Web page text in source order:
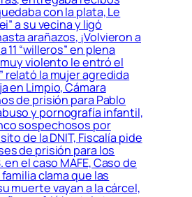
con la plata, Le
a su vecina y ligó
arañazos, ¡Volvieron a
11 “willeros” en plena
muy violento le entró el
relató la mujer agredida
en Limpio, Cámara
de prisión para Pablo
y pornografía infantil,
sospechosos por
de la DNIT, Fiscalía pide
de prisión para los
en el caso MAFE, Caso de
clama que las
muerte vayan a la cárcel,